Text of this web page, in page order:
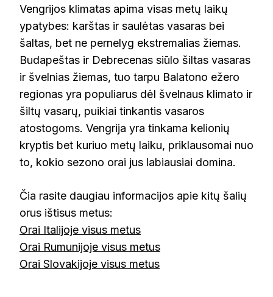
Vengrijos klimatas apima visas metų laikų
ypatybes: karštas ir saulėtas vasaras bei
šaltas, bet ne pernelyg ekstremalias žiemas.
Budapeštas ir Debrecenas siūlo šiltas vasaras
ir švelnias žiemas, tuo tarpu Balatono ežero
regionas yra populiarus dėl švelnaus klimato ir
šiltų vasarų, puikiai tinkantis vasaros
atostogoms. Vengrija yra tinkama kelionių
kryptis bet kuriuo metų laiku, priklausomai nuo
to, kokio sezono orai jus labiausiai domina.
Čia rasite daugiau informacijos apie kitų šalių
orus ištisus metus:
Orai Italijoje visus metus
Orai Rumunijoje visus metus
Orai Slovakijoje visus metus